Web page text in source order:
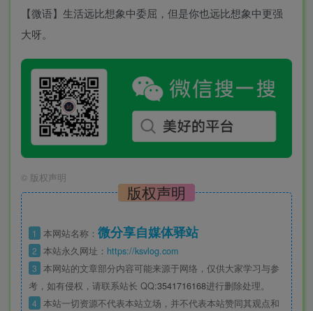
【微语】生活远比想象中委屈，但是你也远比想象中更强
大呀。
© 版权声明
版权声明
1 本网站名称： 微分享自媒体驿站
2 本站永久网址： https://ksvlog.com
3 本网站的文章部分内容可能来源于网络，仅供大家学习与参
考，如有侵权，请联系站长 QQ:3541716168进行删除处理。
4 本站一切资源不代表本站立场，并不代表本站赞同其观点和